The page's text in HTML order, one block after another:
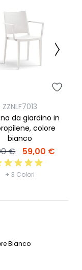
ZZNLF7013
da giardino in
colore
bianco
€ 59,00 €
+ 3 Colori
Bianco